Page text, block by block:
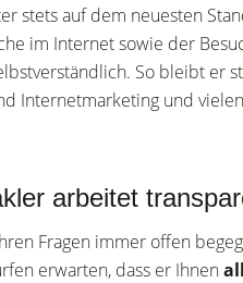
stets auf dem neuesten
im Internet sowie der
So bleibt er
Internetmarketing und
arbeitet
Fragen immer offen
erwarten, dass er Ihnen